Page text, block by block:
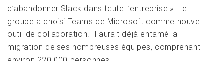
d’abandonner Slack dans toute l’entreprise ». Le
groupe a choisi Teams de Microsoft comme nouvel
outil de collaboration. Il aurait déjà entamé la
migration de ses nombreuses équipes, comprenant